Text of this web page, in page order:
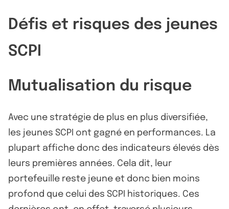
Défis et risques des jeunes
SCPI
Mutualisation du risque
Avec une stratégie de plus en plus diversifiée,
les jeunes SCPI ont gagné en performances. La
plupart affiche donc des indicateurs élevés dès
leurs premières années. Cela dit, leur
portefeuille reste jeune et donc bien moins
profond que celui des SCPI historiques. Ces